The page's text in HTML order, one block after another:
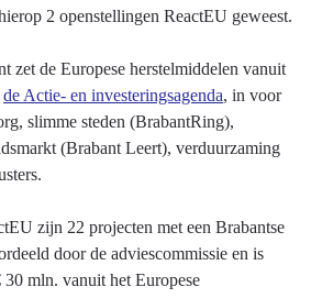
2 openstellingen ReactEU geweest.
zet de Europese herstelmiddelen vanuit
de Actie- en investeringsagenda, in voor
slimme steden (BrabantRing),
(Brabant Leert), verduurzaming
zijn 22 projecten met een Brabantse
door de adviescommissie en is
mln. vanuit het Europese